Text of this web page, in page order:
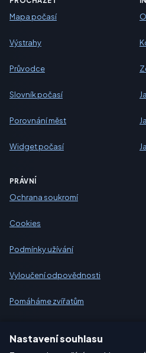
Mapa počasí
Výstrahy
Průvodce
Slovník počasí
Porovnání měst
Widget počasí
PRÁVNÍ
Ochrana soukromí
Cookies
Podmínky užívání
Vyloučení odpovědnosti
Pomáháme zvířatům
Nastavení souhlasu